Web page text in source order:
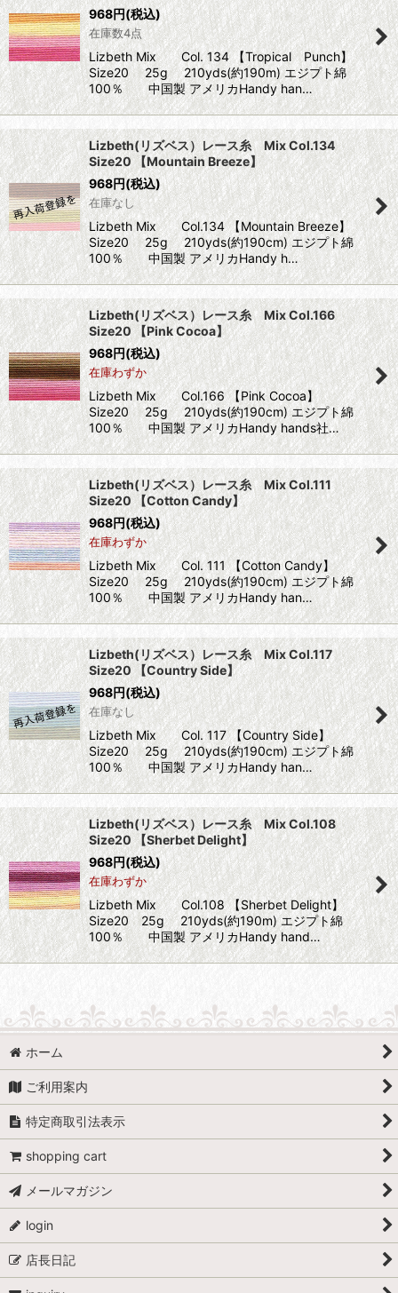
968円(税込)
在庫数4点
Lizbeth Mix Col. 134 【Tropical Punch】
Size20 25g 210yds(約190m) エジプト綿
100％ 中国製 アメリカHandy han…
Lizbeth(リズベス）レース糸 Mix Col.134
Size20 【Mountain Breeze】
968円(税込)
在庫なし
Lizbeth Mix Col.134 【Mountain Breeze】
Size20 25g 210yds(約190cm) エジプト綿
100％ 中国製 アメリカHandy h…
Lizbeth(リズベス）レース糸 Mix Col.166
Size20 【Pink Cocoa】
968円(税込)
在庫わずか
Lizbeth Mix Col.166 【Pink Cocoa】
Size20 25g 210yds(約190cm) エジプト綿
100％ 中国製 アメリカHandy hands社…
Lizbeth(リズベス）レース糸 Mix Col.111
Size20 【Cotton Candy】
968円(税込)
在庫わずか
Lizbeth Mix Col. 111 【Cotton Candy】
Size20 25g 210yds(約190cm) エジプト綿
100％ 中国製 アメリカHandy han…
Lizbeth(リズベス）レース糸 Mix Col.117
Size20 【Country Side】
968円(税込)
在庫なし
Lizbeth Mix Col. 117 【Country Side】
Size20 25g 210yds(約190cm) エジプト綿
100％ 中国製 アメリカHandy han…
Lizbeth(リズベス）レース糸 Mix Col.108
Size20 【Sherbet Delight】
968円(税込)
在庫わずか
Lizbeth Mix Col.108 【Sherbet Delight】
Size20 25g 210yds(約190m) エジプト綿
100％ 中国製 アメリカHandy hand…
ホーム
ご利用案内
特定商取引法表示
shopping cart
メールマガジン
login
店長日記